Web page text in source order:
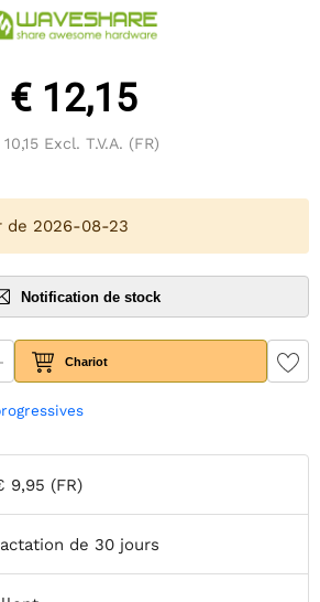
€ 12,15
Excl. T.V.A. (FR)
de 2026-08-23
Notification de stock
Chariot
9,95 (FR)
de 30 jours